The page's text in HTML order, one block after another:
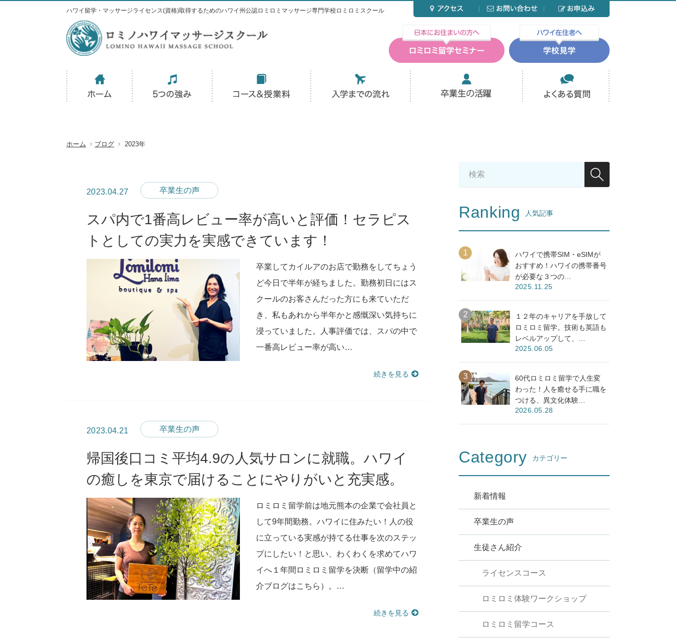
ハワイ留学・マッサージライセンス(資格)取得するためのハワイ州公認ロミロミマッサージ専門学校ロミロミスクール
ホーム ブログ 2023年
2023.04.27 卒業生の声
スパ内で1番高レビュー率が高いと評価！セラピス
トとしての実力を実感できています！
卒業してカイルアのお店で勤務をしてちょう
ど今日で半年が経ちました。勤務初日にはス
クールのお客さんだった方にも来ていただ
き、私もあれから半年かと感慨深い気持ちに
浸っていました。人事評価では、スパの中で
一番高レビュー率が高い…
続きを見る
2023.04.21 卒業生の声
帰国後口コミ平均4.9の人気サロンに就職。ハワイ
の癒しを東京で届けることにやりがいと充実感。
ロミロミ留学前は地元熊本の企業で会社員と
して9年間勤務。ハワイに住みたい！人の役
に立っている実感が持てる仕事を次のステッ
プにしたい！と思い、わくわくを求めてハワ
イへ１年間ロミロミ留学を決断（留学中の紹
介ブログはこちら）。…
続きを見る
Ranking 人気記事
ハワイで携帯SIM・eSIMが
おすすめ！ハワイの携帯番号
が必要な３つの…
2025.11.25
１２年のキャリアを手放して
ロミロミ留学。技術も英語も
レベルアップして、…
2025.06.05
60代ロミロミ留学で人生変
わった！人を癒せる手に職を
つける、異文化体験…
2026.05.28
Category カテゴリー
新着情報
卒業生の声
生徒さん紹介
ライセンスコース
ロミロミ体験ワークショップ
ロミロミ留学コース